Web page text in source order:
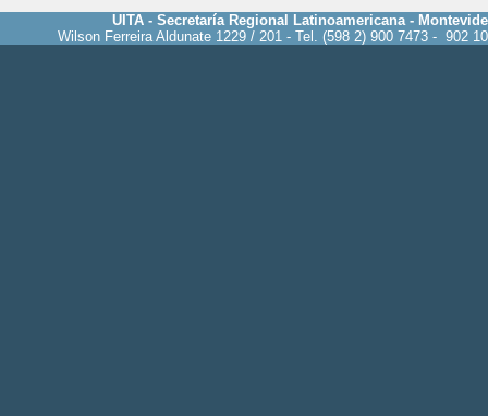
UITA - Secretaría Regional Latinoamericana -
Wilson Ferreira Aldunate 1229 / 201 - Tel. (598 2) 900 7473 - 902